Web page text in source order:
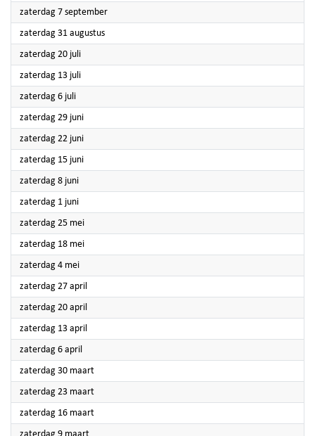
zaterdag 7 september2024
zaterdag 31 augustus2024
zaterdag 20 juli2024
zaterdag 13 juli2024
zaterdag 6 juli2024
zaterdag 29 juni2024
zaterdag 22 juni2024
zaterdag 15 juni2024
zaterdag 8 juni2024
zaterdag 1 juni2024
zaterdag 25 mei2024
zaterdag 18 mei2024
zaterdag 4 mei2024
zaterdag 27 april
zaterdag 20 april
zaterdag 13 april
zaterdag 6 april
zaterdag 30 maart2024
zaterdag 23 maart2024
zaterdag 16 maart2024
2024